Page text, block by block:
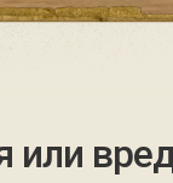
или